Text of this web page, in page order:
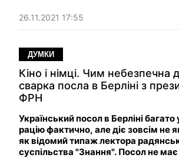
26.11.2021 17:55
ДУМКИ
Кіно і німці. Чим небезпечна
сварка посла в Берліні з
ФРН
Український посол в Берліні
рацію фактично, але діє зовсім не
як відомий типаж лектора
суспільства "Знання". Посол не